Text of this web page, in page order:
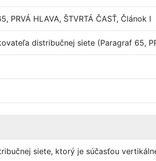
PRVÁ HLAVA, ŠTVRTÁ ČASŤ, Článok I
distribučnej siete (Paragraf 65,
siete, ktorý je súčasťou